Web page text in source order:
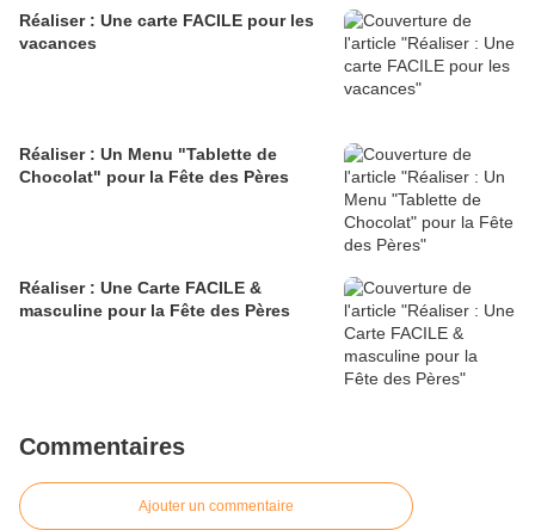
Réaliser : Une carte FACILE pour les
vacances
Réaliser : Un Menu "Tablette de
Chocolat" pour la Fête des Pères
Réaliser : Une Carte FACILE &
masculine pour la Fête des Pères
Commentaires
Ajouter un commentaire